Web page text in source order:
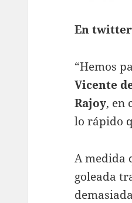
En
“Hemos
Vicente
Rajoy, en
lo rápido
A medida
goleada